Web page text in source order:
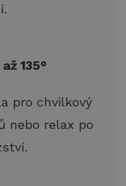
135°
pro chvilkový
nebo relax po